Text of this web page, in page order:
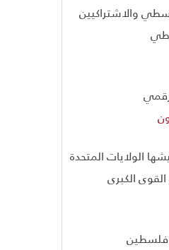
والاشتراكيين
الولايات المتحدة
الكبرى
فلسطين